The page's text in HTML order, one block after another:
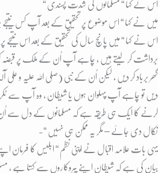
اُس نے کہا “ مسلمانوں کی شدت پسندی “
میں نے کہا “ اس موضوع پر تحقیق کے بعد آپ کس نتیجے
اس نے کہا “ میں پانچ سال کی تحقیق کے بعد اس نتیجے پر
برداشت کر لیتے ہیں ، چاہے آپ اُن کے ملک پر قبضہ
گھر برباد کر دیں ، لیکن اُن کے نبی (صلی اللہ علیہ و
دیں تو چاہے آپ پہلوان ہوں یا شیطان ، وہ آپ سے
کرنے کا ایک ہی طریقہ ہے کہ مسلمانوں کے دل سے اُن
نکال دی جائے – مگر یہ ممکن ہی نہیں “-
یہی بات علامہ اقبال نے اپنی نظم “ ابلیس کا فرمان
بیان کی ہے کہ شیطان اپنے پیروکاروں سے کہتا ہے ،